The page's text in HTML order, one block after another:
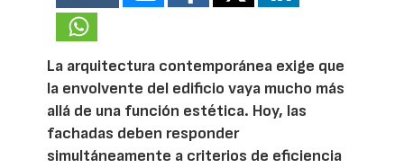
La arquitectura contemporánea exige que
la envolvente del edificio vaya mucho más
allá de una función estética. Hoy, las
fachadas deben responder
simultáneamente a criterios de eficiencia